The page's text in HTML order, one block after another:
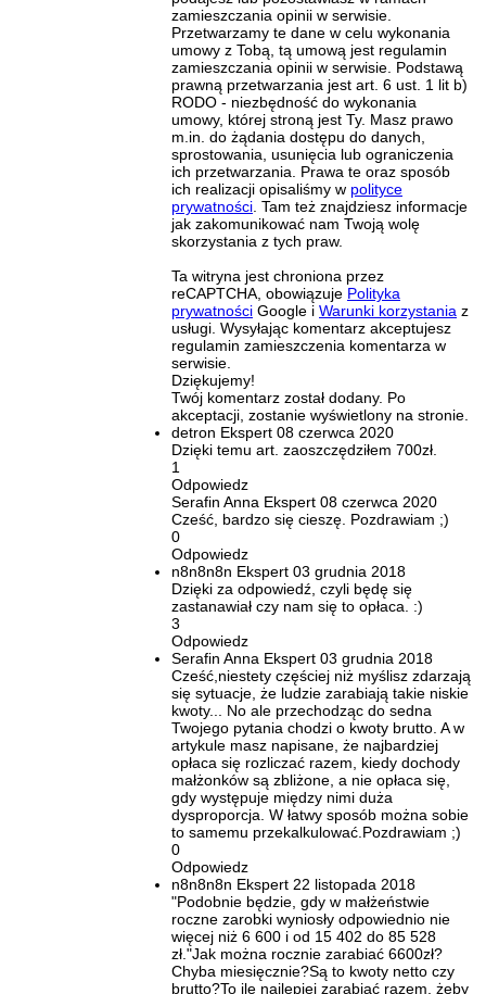
zamieszczania opinii w serwisie.
Przetwarzamy te dane w celu wykonania
umowy z Tobą, tą umową jest regulamin
zamieszczania opinii w serwisie. Podstawą
prawną przetwarzania jest art. 6 ust. 1 lit b)
RODO - niezbędność do wykonania
umowy, której stroną jest Ty. Masz prawo
m.in. do żądania dostępu do danych,
sprostowania, usunięcia lub ograniczenia
ich przetwarzania. Prawa te oraz sposób
ich realizacji opisaliśmy w polityce
prywatności . Tam też znajdziesz informacje
jak zakomunikować nam Twoją wolę
skorzystania z tych praw.
Ta witryna jest chroniona przez
reCAPTCHA, obowiązuje Polityka
prywatności Google i Warunki korzystania z
usługi. Wysyłając komentarz akceptujesz
regulamin zamieszczenia komentarza w
serwisie.
Dziękujemy!
Twój komentarz został dodany. Po
akceptacji, zostanie wyświetlony na stronie.
detron Ekspert 08 czerwca 2020
Dzięki temu art. zaoszczędziłem 700zł.
1
Odpowiedz
Serafin Anna Ekspert 08 czerwca 2020
Cześć, bardzo się cieszę. Pozdrawiam ;)
0
Odpowiedz
n8n8n8n Ekspert 03 grudnia 2018
Dzięki za odpowiedź, czyli będę się
zastanawiał czy nam się to opłaca. :)
3
Odpowiedz
Serafin Anna Ekspert 03 grudnia 2018
Cześć,niestety częściej niż myślisz zdarzają
się sytuacje, że ludzie zarabiają takie niskie
kwoty... No ale przechodząc do sedna
Twojego pytania chodzi o kwoty brutto. A w
artykule masz napisane, że najbardziej
opłaca się rozliczać razem, kiedy dochody
małżonków są zbliżone, a nie opłaca się,
gdy występuje między nimi duża
dysproporcja. W łatwy sposób można sobie
to samemu przekalkulować.Pozdrawiam ;)
0
Odpowiedz
n8n8n8n Ekspert 22 listopada 2018
"Podobnie będzie, gdy w małżeństwie
roczne zarobki wyniosły odpowiednio nie
więcej niż 6 600 i od 15 402 do 85 528
zł."Jak można rocznie zarabiać 6600zł?
Chyba miesięcznie?Są to kwoty netto czy
brutto?To ile najlepiej zarabiać razem, żeby